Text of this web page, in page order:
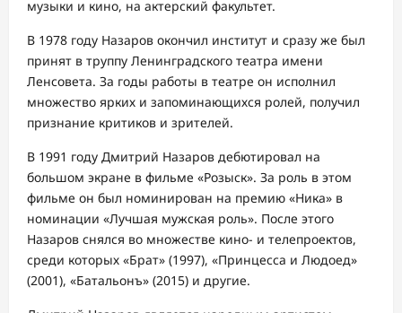
музыки и кино, на актерский факультет.
В 1978 году Назаров окончил институт и сразу же был
принят в труппу Ленинградского театра имени
Ленсовета. За годы работы в театре он исполнил
множество ярких и запоминающихся ролей, получил
признание критиков и зрителей.
В 1991 году Дмитрий Назаров дебютировал на
большом экране в фильме «Розыск». За роль в этом
фильме он был номинирован на премию «Ника» в
номинации «Лучшая мужская роль». После этого
Назаров снялся во множестве кино- и телепроектов,
среди которых «Брат» (1997), «Принцесса и Людоед»
(2001), «Батальонъ» (2015) и другие.